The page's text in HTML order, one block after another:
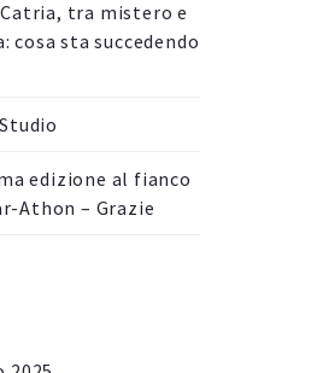
tra mistero e
cosa sta succedendo
edizione al fianco
Athon – Grazie